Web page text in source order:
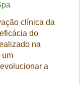
clínica da
do
na
um
a